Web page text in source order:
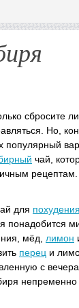
сбросите
Но,
чай,
рецептам.
для похудения
понадобится
мёд, лимон
перец и
с вечера
непременно